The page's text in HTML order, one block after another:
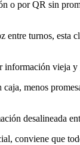
o por QR sin
turnos,
menos
desalineada
conviene que